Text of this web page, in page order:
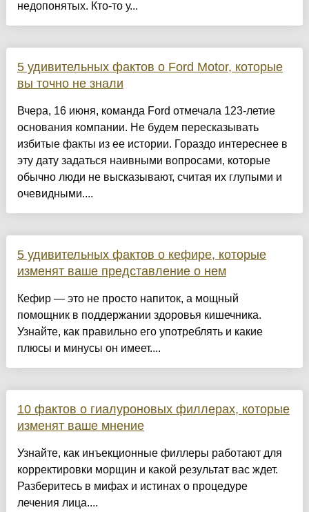
недопонятых. Кто-то у...
5 удивительных фактов о Ford Motor, которые
вы точно не знали
Вчера, 16 июня, команда Ford отмечала 123-летие
основания компании. Не будем пересказывать
избитые факты из ее истории. Гораздо интереснее в
эту дату задаться наивными вопросами, которые
обычно люди не высказывают, считая их глупыми и
очевидными....
5 удивительных фактов о кефире, которые
изменят ваше представление о нем
Кефир — это не просто напиток, а мощный
помощник в поддержании здоровья кишечника.
Узнайте, как правильно его употреблять и какие
плюсы и минусы он имеет....
10 фактов о гиалуроновых филлерах, которые
изменят ваше мнение
Узнайте, как инъекционные филлеры работают для
корректировки морщин и какой результат вас ждет.
Разберитесь в мифах и истинах о процедуре
лечения лица....